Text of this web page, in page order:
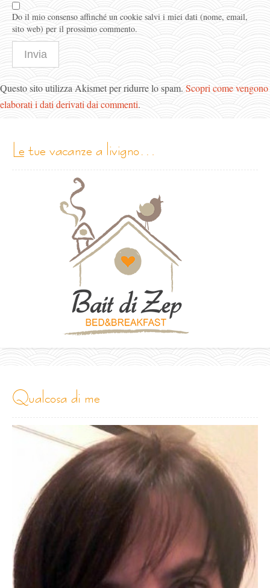
Do il mio consenso affinché un cookie salvi i miei dati (nome, email,
sito web) per il prossimo commento.
Questo sito utilizza Akismet per ridurre lo spam. Scopri come vengono
elaborati i dati derivati dai commenti.
le tue vacanze a livigno…
qualcosa di me